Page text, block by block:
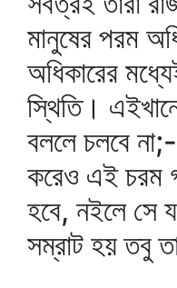
মানুষের পরম
অধিকারের
স্থিতি।
বললে চলবে
করেও এই চরম
হবে, নইলে সে
সম্রাট হয় তবু